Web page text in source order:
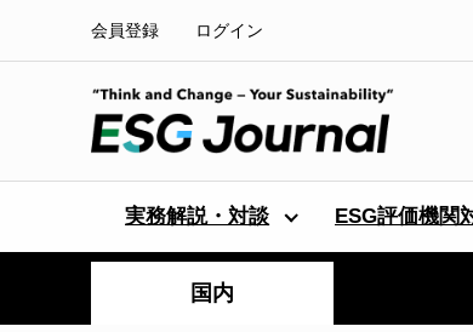
会員登録 ログイン
実務解説・対談 ESG評価機関
国内